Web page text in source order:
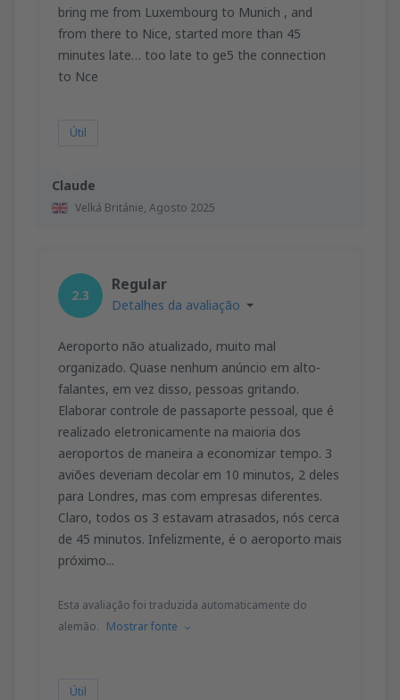
Claude
Velká Británie, Agosto 2025
bring me from Luxembourg to Munich , and
from there to Nice, started more than 45
minutes late… too late to ge5 the connection
to Nce
Útil
2.3
Regular
Detalhes da avaliação
Aeroporto não atualizado, muito mal
organizado. Quase nenhum anúncio em alto-
falantes, em vez disso, pessoas gritando.
Elaborar controle de passaporte pessoal, que é
realizado eletronicamente na maioria dos
aeroportos de maneira a economizar tempo. 3
aviões deveriam decolar em 10 minutos, 2 deles
para Londres, mas com empresas diferentes.
Claro, todos os 3 estavam atrasados, nós cerca
de 45 minutos. Infelizmente, é o aeroporto mais
próximo...
Esta avaliação foi traduzida automaticamente do
alemão. Mostrar fonte
Útil